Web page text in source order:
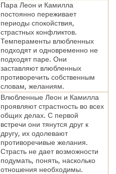
Пара Леон и Камилла
постоянно переживает
периоды спокойствия,
страстных конфликтов.
Темпераменты влюбленных
подходят и одновременно не
подходят паре. Они
заставляют влюбленных
противоречить собственным
словам, желаниям.
Влюбленные Леон и Камилла
проявляют страстность во всех
общих делах. С первой
встречи они тянутся друг к
другу, их одолевают
противоречивые желания.
Страсть не дает возможности
подумать, понять, насколько
отношения необходимы.